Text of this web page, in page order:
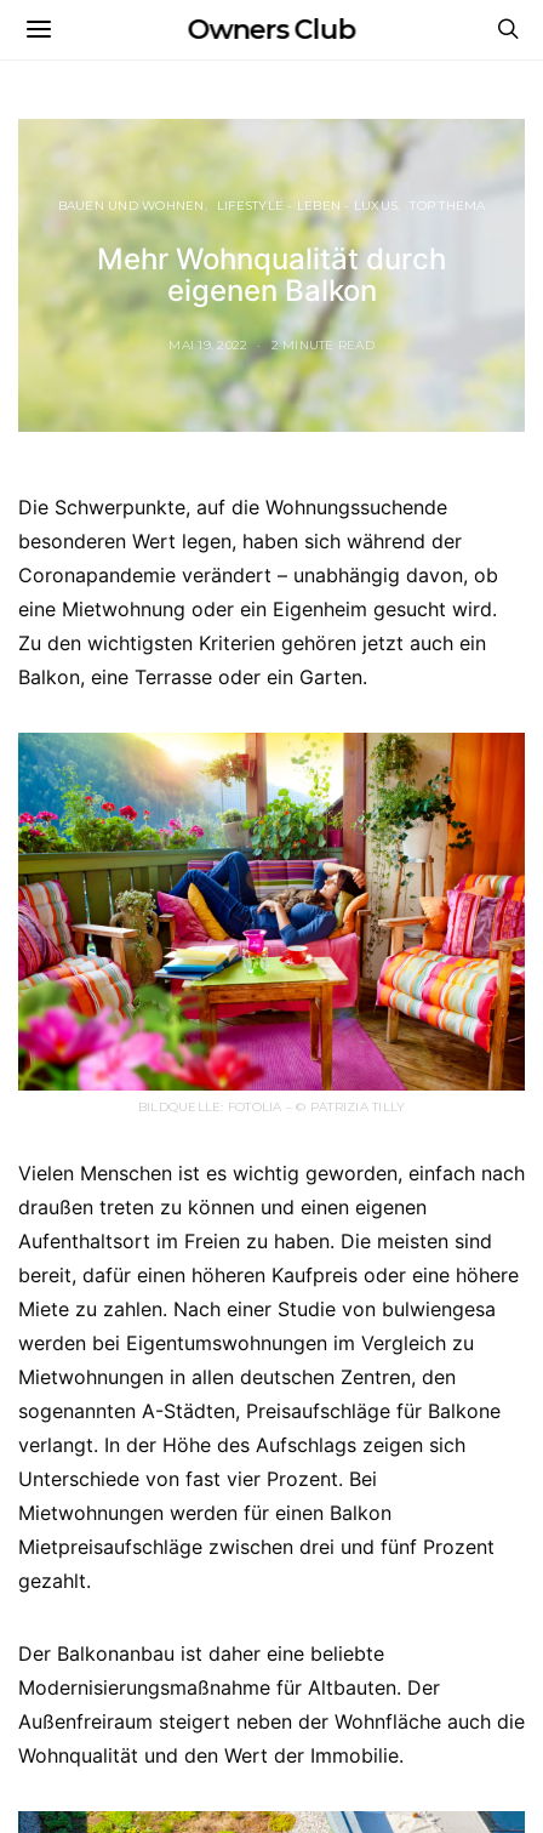
Owners Club
BAUEN UND WOHNEN LIFESTYLE - LEBEN - LUXUS TOP THEMA
Mehr Wohnqualität durch
eigenen Balkon
MAI 19, 2022 2 MINUTE READ
Die Schwerpunkte, auf die Wohnungssuchende
besonderen Wert legen, haben sich während der
Coronapandemie verändert – unabhängig davon, ob
eine Mietwohnung oder ein Eigenheim gesucht wird.
Zu den wichtigsten Kriterien gehören jetzt auch ein
Balkon, eine Terrasse oder ein Garten.
BILDQUELLE: FOTOLIA – © PATRIZIA TILLY
Vielen Menschen ist es wichtig geworden, einfach nach
draußen treten zu können und einen eigenen
Aufenthaltsort im Freien zu haben. Die meisten sind
bereit, dafür einen höheren Kaufpreis oder eine höhere
Miete zu zahlen. Nach einer Studie von bulwiengesa
werden bei Eigentumswohnungen im Vergleich zu
Mietwohnungen in allen deutschen Zentren, den
sogenannten A-Städten, Preisaufschläge für Balkone
verlangt. In der Höhe des Aufschlags zeigen sich
Unterschiede von fast vier Prozent. Bei
Mietwohnungen werden für einen Balkon
Mietpreisaufschläge zwischen drei und fünf Prozent
gezahlt.
Der Balkonanbau ist daher eine beliebte
Modernisierungsmaßnahme für Altbauten. Der
Außenfreiraum steigert neben der Wohnfläche auch die
Wohnqualität und den Wert der Immobilie.